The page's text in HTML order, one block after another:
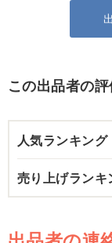
この出品者の評
人気ランキング
売り上げランキ